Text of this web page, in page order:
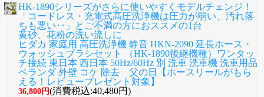
HK-1890シリーズがさらに使いやすくモデルチェンジ！
「コードレス・充電式高圧洗浄機は圧力が弱い、汚れ落
ちも悪い‥」とご不満の方におススメの1台
黄砂、花粉の洗い流しに
ヒダカ 家庭用 高圧洗浄機 静音 HKN-2090 延長ホース・
ウォッシュブラシセット （HK-1890後継機種）ワンタッ
チ接続 東日本 西日本 50Hz/60Hz 別 洗車 洗車機 洗車用品
ベランダ 外壁 コケ 除去 父の日【ホースリールがもら
える！レビュープレゼント対象】
36,800円(消費税込:40,480円)